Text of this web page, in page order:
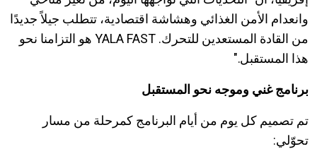
وانعدام الأمن الغذائي وهشاشة اقتصادية، تتطلب جيلاً جديدًا
من القادة المستعدين للتحرك. YALA FAST هو التزامنا نحو
هذا المستقبل."
برنامج غني وموجه نحو المستقبل
تم تصميم كل يوم من أيام البرنامج كمرحلة من مسار
تحوّلي: